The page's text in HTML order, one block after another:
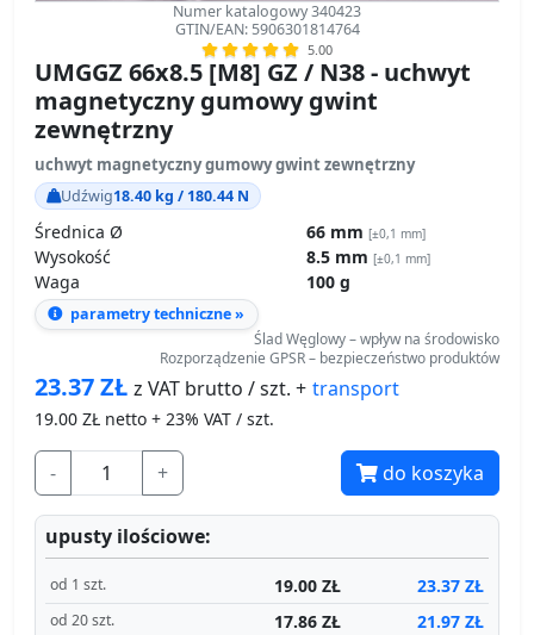
Numer katalogowy 340423
GTIN/EAN: 5906301814764
5.00
UMGGZ 66x8.5 [M8] GZ / N38 - uchwyt
magnetyczny gumowy gwint
zewnętrzny
uchwyt magnetyczny gumowy gwint zewnętrzny
Udźwig18.40 kg / 180.44 N
Średnica Ø 66 mm [±0,1 mm]
Wysokość 8.5 mm [±0,1 mm]
Waga 100 g
parametry techniczne »
Ślad Węglowy – wpływ na środowisko
Rozporządzenie GPSR – bezpieczeństwo produktów
23.37ZŁ z VAT brutto / szt. + transport
19.00 ZŁ netto + 23% VAT / szt.
- + do koszyka
upusty ilościowe:
od 1 szt. 19.00 ZŁ 23.37 ZŁ
od 20 szt. 17.86 ZŁ 21.97 ZŁ